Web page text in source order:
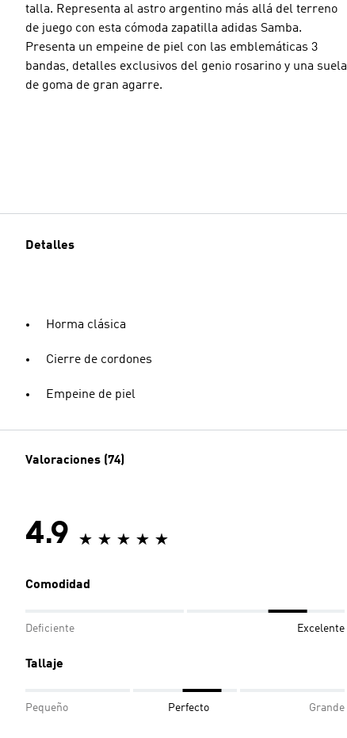
talla. Representa al astro argentino más allá del terreno
de juego con esta cómoda zapatilla adidas Samba.
Presenta un empeine de piel con las emblemáticas 3
bandas, detalles exclusivos del genio rosarino y una suela
de goma de gran agarre.
Detalles
Horma clásica
Cierre de cordones
Empeine de piel
Valoraciones (74)
4.9
Comodidad
Deficiente Excelente
Tallaje
Pequeño Perfecto Grande